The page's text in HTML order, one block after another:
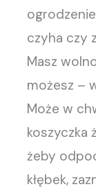
czyha czy
Masz
możesz –
Może w
koszyczka
żeby
kłębek,